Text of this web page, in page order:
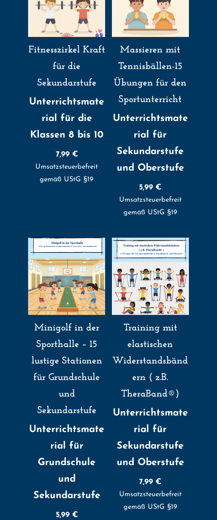
Fitnesszirkel Kraft
für die
Sekundarstufe
Unterrichtsmate
rial für die
Klassen 8 bis 10
7,99 €
Umsatzsteuerbefreit
gemäß UStG §19
Massieren mit
Tennisbällen-15
Übungen für den
Sportunterricht
Unterrichtsmate
rial für
Sekundarstufe
und Oberstufe
5,99€
Umsatzsteuerbefreit
gemäß UStG §19
Minigolf in der
Sporthalle – 15
lustige Stationen
für Grundschule
und
Sekundarstufe
Unterrichtsmate
rial für
Grundschule
und
Sekundarstufe
5,99 €
Training mit
elastischen
Widerstandsbänd
ern ( z.B.
TheraBand®)
Unterrichtsmate
rial für
Sekundarstufe
und Oberstufe
7,99€
Umsatzsteuerbefreit
gemäß UStG §19